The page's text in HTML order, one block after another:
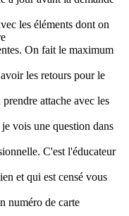
les éléments dont on
On fait le maximum
les retours pour le
attache avec les
vois une question dans
C'est l'éducateur
et qui est censé vous
numéro de carte